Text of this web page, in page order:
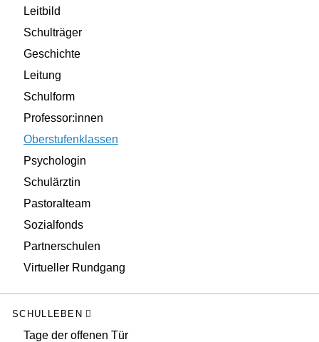
Leitbild
Schulträger
Geschichte
Leitung
Schulform
Professor:innen
Oberstufenklassen
Psychologin
Schulärztin
Pastoralteam
Sozialfonds
Partnerschulen
Virtueller Rundgang
SCHULLEBEN
Tage der offenen Tür